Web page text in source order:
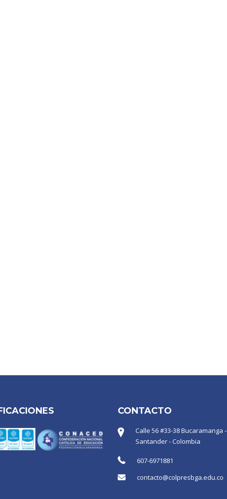
CONTACTO
Calle 56 #33-38 Bucaramanga -
Santander - Colombia
607-6971881
contacto@colpresbga.edu.co